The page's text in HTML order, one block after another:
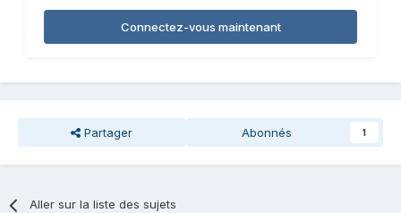
Connectez-vous maintenant
Partager Abonnés 1
Aller sur la liste des sujets